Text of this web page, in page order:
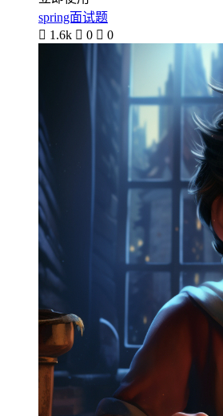
spring面试题
 1.6k  0  0